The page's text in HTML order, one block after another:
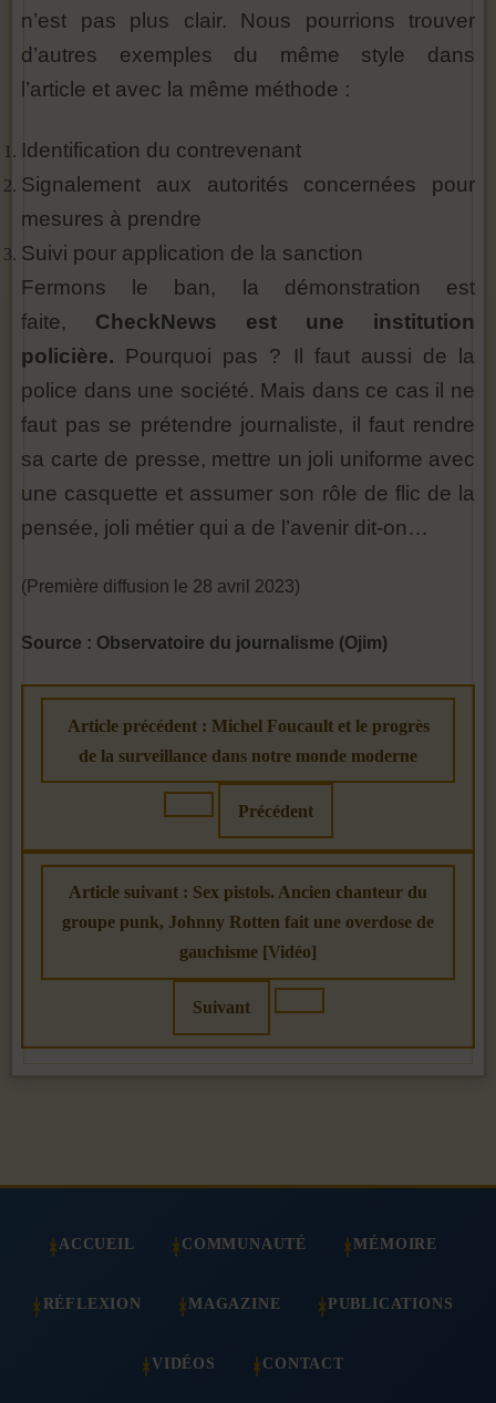
n’est pas plus clair. Nous pourrions trouver
d’autres exemples du même style dans
l’article et avec la même méthode :
Identification du contrevenant
Signalement aux autorités concernées pour
mesures à prendre
Suivi pour application de la sanction
Fermons le ban, la démonstration est
faite, CheckNews est une institution
policière. Pourquoi pas ? Il faut aussi de la
police dans une société. Mais dans ce cas il ne
faut pas se prétendre journaliste, il faut rendre
sa carte de presse, mettre un joli uniforme avec
une casquette et assumer son rôle de flic de la
pensée, joli métier qui a de l’avenir dit-on…
(Première diffusion le 28 avril 2023)
Source : Observatoire du journalisme (Ojim)
Article précédent : Michel Foucault et le progrès
de la surveillance dans notre monde moderne
Précédent
Article suivant : Sex pistols. Ancien chanteur du
groupe punk, Johnny Rotten fait une overdose de
gauchisme [Vidéo]
Suivant
ACCUEIL COMMUNAUTÉ MÉMOIRE
RÉFLEXION MAGAZINE PUBLICATIONS
VIDÉOS CONTACT